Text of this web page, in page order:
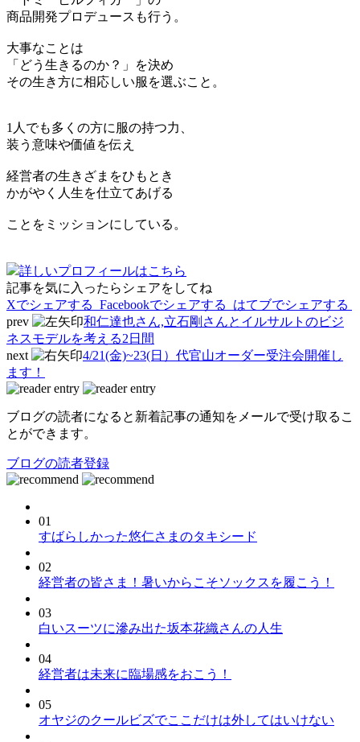
商品開発プロデュースも行う。
大事なことは
「どう生きるのか？」を決め
その生き方に相応しい服を選ぶこと。
1人でも多くの方に服の持つ力、
装う意味や価値を伝え
経営者の生きざまをひもとき
かがやく人生を仕立てあげる
ことをミッションにしている。
詳しいプロフィールはこちら
記事を気に入ったらシェアをしてね
Xでシェアする Facebookでシェアする
はてブでシェアする
prev
和仁達也さん,立石剛さんとイルサルトのビジ
ネスモデルを考える2日間
next
4/21(金)~23(日）代官山オーダー受注会開催し
ます！
ブログの読者になると新着記事の通知をメールで受け取るこ
とができます。
ブログの読者登録
01
すばらしかった悠仁さまのタキシード
02
経営者の皆さま！暑いからこそソックスを履こう！
03
白いスーツに滲み出た坂本花織さんの人生
04
経営者は未来に臨場感をおこう！
05
オヤジのクールビズでここだけは外してはいけない